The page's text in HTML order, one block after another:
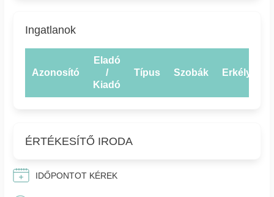
Ingatlanok
Azonosító
Eladó
/
Kiadó
Típus Szobák Erkély
ÉRTÉKESÍTŐ IRODA
IDŐPONTOT KÉREK